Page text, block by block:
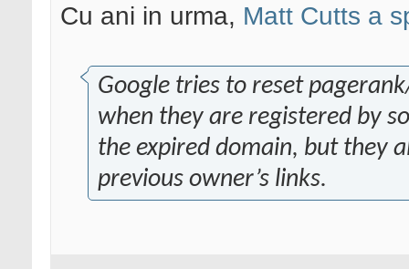
Cu ani in urma, Matt Cutts a
Google tries to reset
when they are registered by
the expired domain, but they
previous owner’s links.